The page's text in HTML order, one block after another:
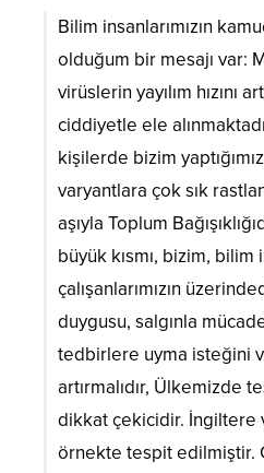
Bilim insanlarımızın
olduğum bir mesajı var:
virüslerin yayılım hızını
ciddiyetle ele
kişilerde bizim
varyantlara çok sık
aşıyla Toplum
büyük kısmı, bizim, bilim
çalışanlarımızın
duygusu, salgınla
tedbirlere uyma isteğini
artırmalıdır, Ülkemizde
dikkat çekicidir. İngiltere
örnekte tespit edilmiştir.